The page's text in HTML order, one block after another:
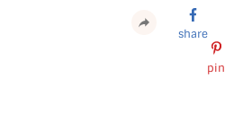
share
pin